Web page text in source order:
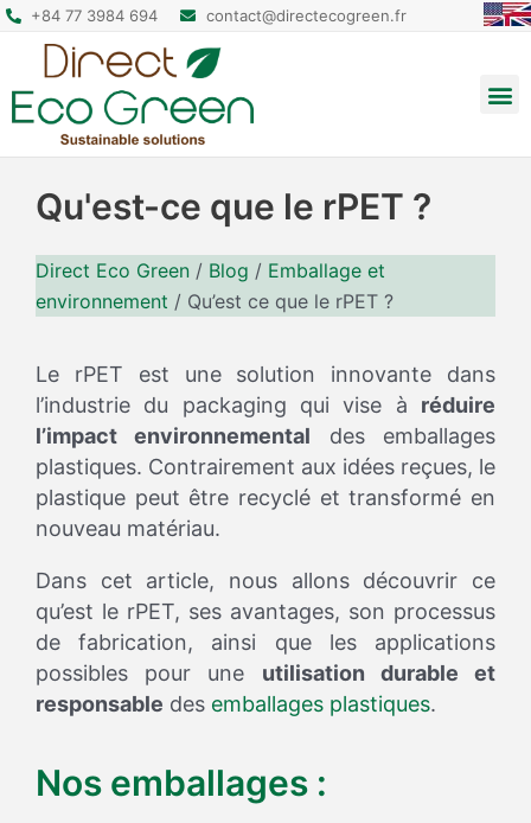
+84 77 3984 694 contact@directecogreen.fr
Qu'est-ce que le rPET ?
Direct Eco Green / Blog / Emballage et
environnement / Qu’est ce que le rPET ?
Le rPET est une solution innovante dans
l’industrie du packaging qui vise à réduire
l’impact environnemental des emballages
plastiques. Contrairement aux idées reçues, le
plastique peut être recyclé et transformé en
nouveau matériau.
Dans cet article, nous allons découvrir ce
qu’est le rPET, ses avantages, son processus
de fabrication, ainsi que les applications
possibles pour une utilisation durable et
responsable des emballages plastiques.
Nos emballages :